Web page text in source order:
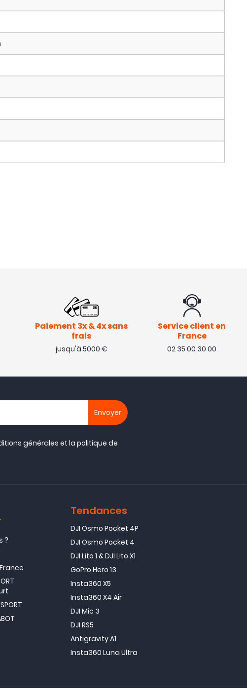
Paiement 3x & 4x sans
frais
jusqu'à 5000 €
Service client en
France
02 35 00 30 00
générales et lapolitique de
?
Tendances
DJI Osmo Pocket 4P
DJI Osmo Pocket 4
DJI Lito 1 & DJI Lito X1
GoPro Hero 13
Insta360 X5
Insta360 X4 Air
DJI Mic 3
DJI RS5
Antigravity A1
Insta360 Luna Ultra